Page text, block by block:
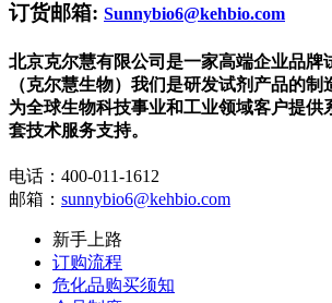
订货邮箱: Sunnybio6@kehbio.com
北京克尔慧有限公司是一家高端企业品牌
（克尔慧生物）我们是研发试剂产品的
为全球生物科技事业和工业领域客户提供
套技术服务支持。
电话：400-011-1612
邮箱： sunnybio6@kehbio.com
新手上路
订购流程
危化品购买须知